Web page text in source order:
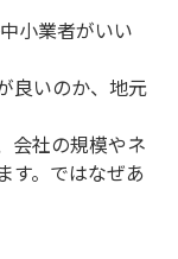
小業者がいい
良いのか、地元
会社の規模やネ
す。ではなぜあ